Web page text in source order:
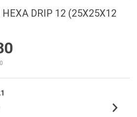
DRIP 12 (25X25X12